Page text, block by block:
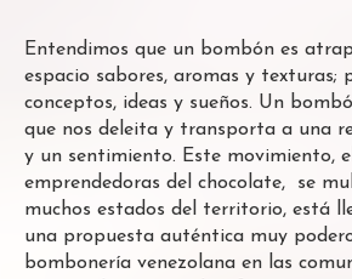
Entendimos que un bombón es
espacio sabores, aromas y texturas;
conceptos, ideas y sueños. Un
que nos deleita y transporta a una
y un sentimiento. Este movimiento,
emprendedoras del chocolate, se
muchos estados del territorio, está
una propuesta auténtica muy
bombonería venezolana en las